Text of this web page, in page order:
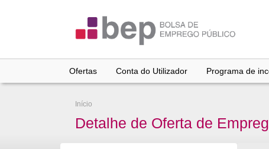
Ofertas Conta do Utilizador Programa de
Início
Detalhe de Oferta de